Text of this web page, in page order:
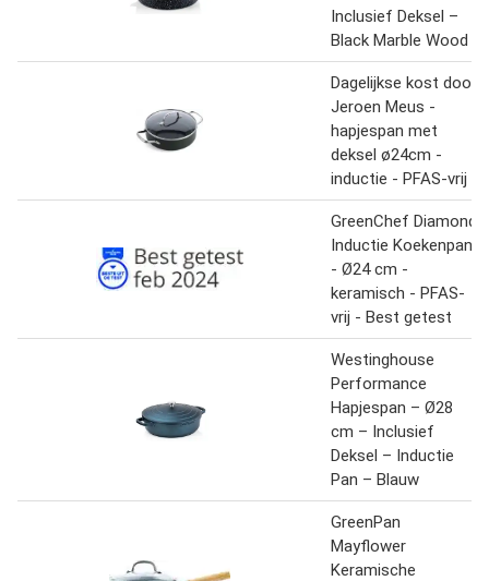
Inclusief Deksel –
Black Marble Wood
Dagelijkse kost door
Jeroen Meus -
hapjespan met
deksel ø24cm -
inductie - PFAS-vrij
GreenChef Diamond
Inductie Koekenpan
- Ø24 cm -
keramisch - PFAS-
vrij - Best getest
Westinghouse
Performance
Hapjespan – Ø28
cm – Inclusief
Deksel – Inductie
Pan – Blauw
GreenPan
Mayflower
Keramische